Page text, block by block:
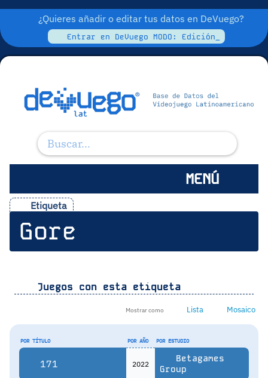
¿Quieres añadir o editar tus datos en DeVuego?
Entrar en DeVuego MODO: Edición_
MENÚ
Etiqueta
Gore
Juegos con esta etiqueta
Mostrar como Lista Mosaico
POR TÍTULO POR AÑO POR ESTUDIO
171 2022
Betagames
Group